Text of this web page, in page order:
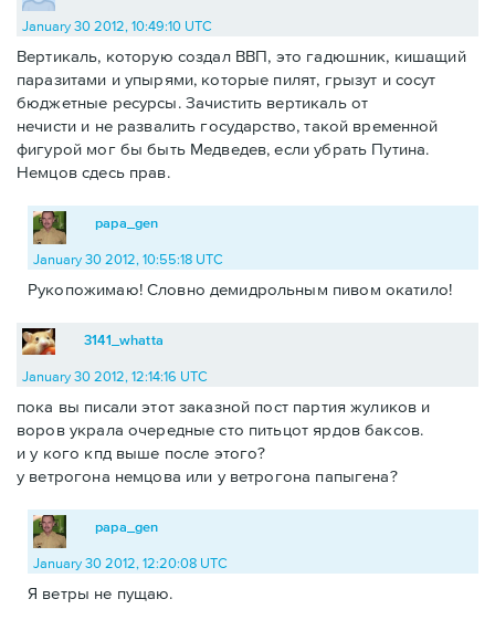
January 30 2012, 10:49:10 UTC
Вертикаль, которую создал ВВП, это гадюшник, кишащий
паразитами и упырями, которые пилят, грызут и сосут
бюджетные ресурсы. Зачистить вертикаль от
нечисти и не развалить государство, такой временной
фигурой мог бы быть Медведев, если убрать Путина.
Немцов сдесь прав.
papa_gen
January 30 2012, 10:55:18 UTC
Рукопожимаю! Словно демидрольным пивом окатило!
3141_whatta
January 30 2012, 12:14:16 UTC
пока вы писали этот заказной пост партия жуликов и
воров украла очередные сто питьцот ярдов баксов.
и у кого кпд выше после этого?
у ветрогона немцова или у ветрогона папыгена?
papa_gen
January 30 2012, 12:20:08 UTC
Я ветры не пущаю.